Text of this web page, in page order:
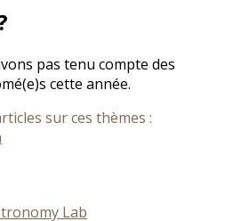
pas tenu compte des
cette année.
sur ces thèmes :